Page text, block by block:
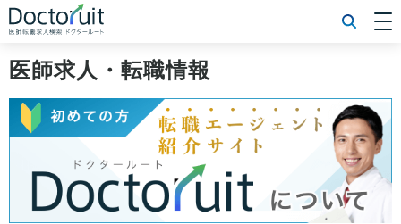
[常勤] 科目から探す
[常勤] 特徴から探す
[非常勤] 科目から探す
[非常勤] 特徴から探す
Doctoruit医師転職特集
Doctoruitについて
運営者情報
プライバシーポリシー
医師求人・転職情報